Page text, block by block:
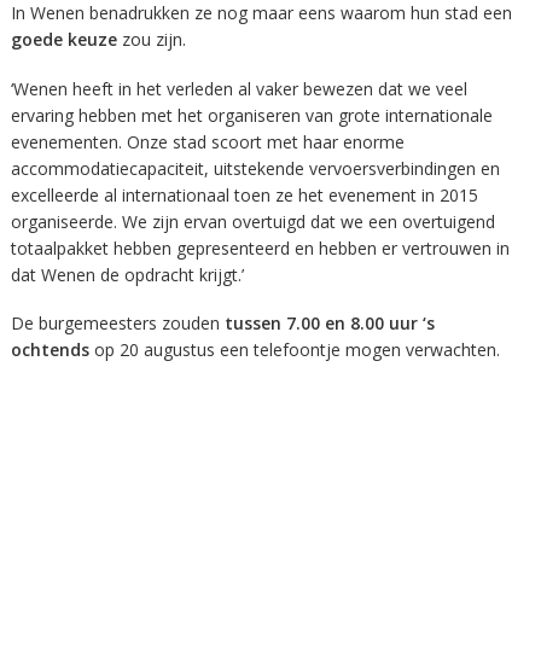
In Wenen benadrukken ze nog maar eens waarom hun stad een
goede keuzezou zijn.
‘Wenen heeft in het verleden al vaker bewezen dat we veel
ervaring hebben met het organiseren van grote internationale
evenementen. Onze stad scoort met haar enorme
accommodatiecapaciteit, uitstekende vervoersverbindingen en
excelleerde al internationaal toen ze het evenement in 2015
organiseerde. We zijn ervan overtuigd dat we een overtuigend
totaalpakket hebben gepresenteerd en hebben er vertrouwen in
dat Wenen de opdracht krijgt.’
De burgemeesters zouden tussen 7.00 en 8.00 uur ‘s
ochtendsop 20 augustus een telefoontje mogen verwachten.